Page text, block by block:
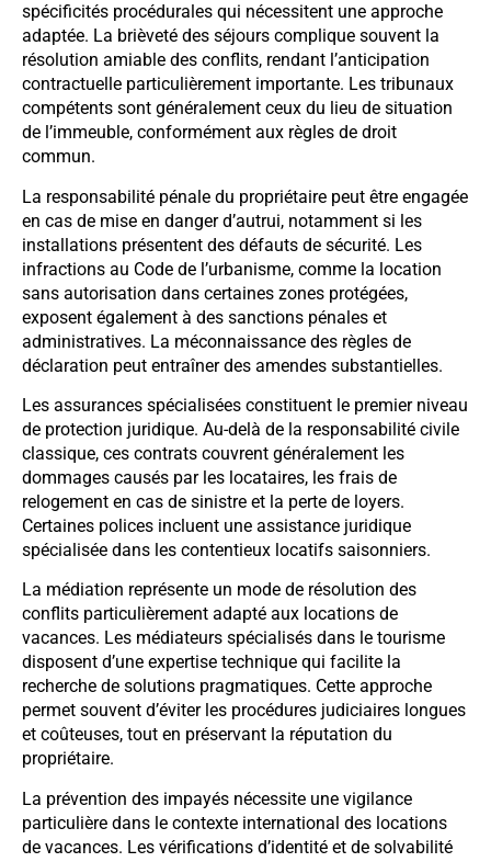
spécificités procédurales qui nécessitent une approche
adaptée. La brièveté des séjours complique souvent la
résolution amiable des conflits, rendant l’anticipation
contractuelle particulièrement importante. Les tribunaux
compétents sont généralement ceux du lieu de situation
de l’immeuble, conformément aux règles de droit
commun.
La responsabilité pénale du propriétaire peut être engagée
en cas de mise en danger d’autrui, notamment si les
installations présentent des défauts de sécurité. Les
infractions au Code de l’urbanisme, comme la location
sans autorisation dans certaines zones protégées,
exposent également à des sanctions pénales et
administratives. La méconnaissance des règles de
déclaration peut entraîner des amendes substantielles.
Les assurances spécialisées constituent le premier niveau
de protection juridique. Au-delà de la responsabilité civile
classique, ces contrats couvrent généralement les
dommages causés par les locataires, les frais de
relogement en cas de sinistre et la perte de loyers.
Certaines polices incluent une assistance juridique
spécialisée dans les contentieux locatifs saisonniers.
La médiation représente un mode de résolution des
conflits particulièrement adapté aux locations de
vacances. Les médiateurs spécialisés dans le tourisme
disposent d’une expertise technique qui facilite la
recherche de solutions pragmatiques. Cette approche
permet souvent d’éviter les procédures judiciaires longues
et coûteuses, tout en préservant la réputation du
propriétaire.
La prévention des impayés nécessite une vigilance
particulière dans le contexte international des locations
de vacances. Les vérifications d’identité et de solvabilité